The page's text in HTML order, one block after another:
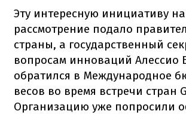
Эту интересную инициативу на
рассмотрение подало
страны, а государственный
вопросам инноваций Алессио
обратился в Международное
весов во время встречи стран
Организацию уже попросили